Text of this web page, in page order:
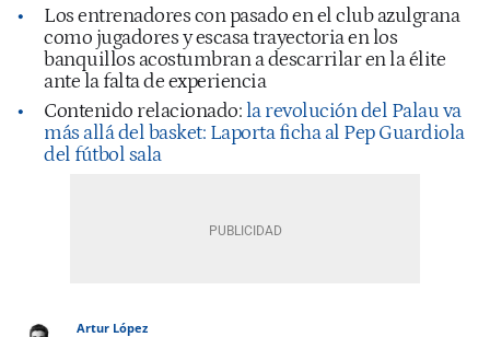
Los entrenadores con pasado en el club azulgrana
como jugadores y escasa trayectoria en los
banquillos acostumbran a descarrilar en la élite
ante la falta de experiencia
Contenido relacionado: la revolución del Palau va
más allá del basket: Laporta ficha al Pep Guardiola
del fútbol sala
Artur López